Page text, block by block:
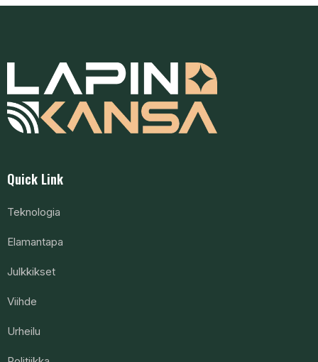
Quick Link
Teknologia
Elamantapa
Julkkikset
Viihde
Urheilu